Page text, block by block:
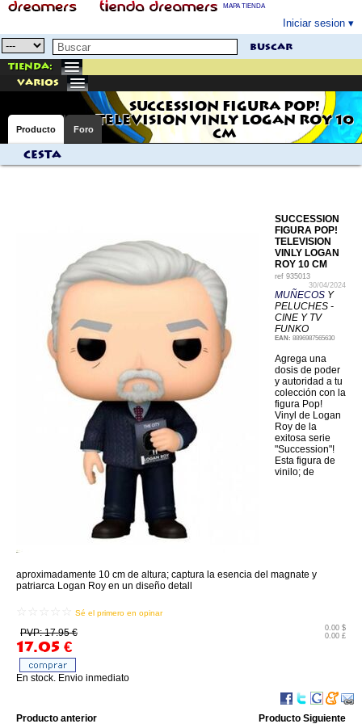
MAPA TIENDA
Iniciar sesion
buscar
Tienda:
varios
SUCCESSION FIGURA POP!
TELEVISION VINLY LOGAN ROY 10
CM
Producto Foro
Cesta
SUCCESSION
FIGURA POP!
TELEVISION
VINLY LOGAN
ROY 10 CM
ref 935013
30/04/2024
MUÑECOS Y
PELUCHES -
CINE Y TV
FUNKO
EAN: 8896987565630
Agrega una
dosis de poder
y autoridad a tu
colección con la
figura Pop!
Vinyl de Logan
Roy de la
exitosa serie
"Succession"!
Esta figura de
vinilo; de
aproximadamente 10 cm de altura; captura la esencia del magnate y
patriarca Logan Roy en un diseño detall
Sé el primero en opinar
PVP: 17.95 €
17.05 €
0.00 $
0.00 £
En stock. Envio inmediato
Producto anterior Producto Siguiente